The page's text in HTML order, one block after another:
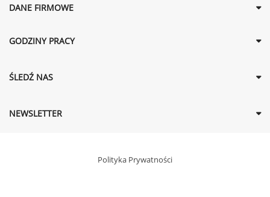
DANE FIRMOWE
GODZINY PRACY
ŚLEDŹ NAS
NEWSLETTER
Polityka Prywatności